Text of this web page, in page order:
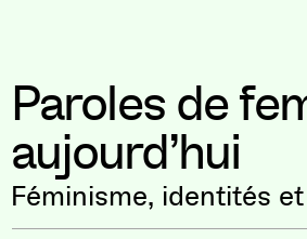
Paroles de
aujourd’hui
Féminisme, identités